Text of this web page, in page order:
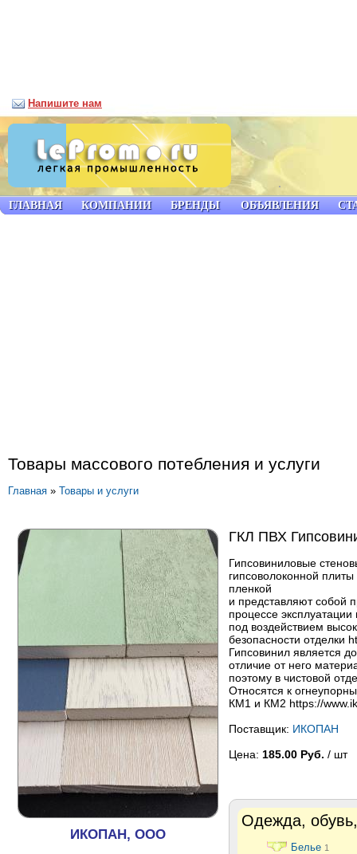
Товары массового потебления и услуги
Главная » Товары и услуги
ИКОПАН, ООО
ГКЛ ПВХ
Гипсовиниловые
гипсоволоконной
пленкой
и представляют собой
процессе
под воздействием
безопасности отделки
Гипсовинил является
отличие от него
поэтому в чистовой
Относятся к
КМ1 и КМ2 https://
Поставщик: ИКОПАН
Цена: 185.00 Руб. / шт
Одежда,
Белье 1
ГЛАВНАЯ КОМПАНИИ БРЕНДЫ ОБЪЯВЛЕНИЯ
Напишите нам